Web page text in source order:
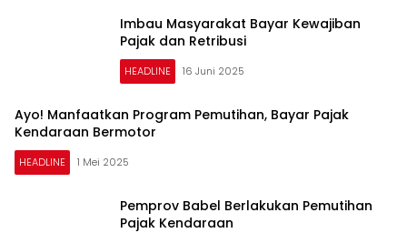
Imbau Masyarakat Bayar Kewajiban
Pajak dan Retribusi
HEADLINE 16 Juni 2025
Ayo! Manfaatkan Program Pemutihan, Bayar Pajak
Kendaraan Bermotor
HEADLINE 1 Mei 2025
Pemprov Babel Berlakukan Pemutihan
Pajak Kendaraan